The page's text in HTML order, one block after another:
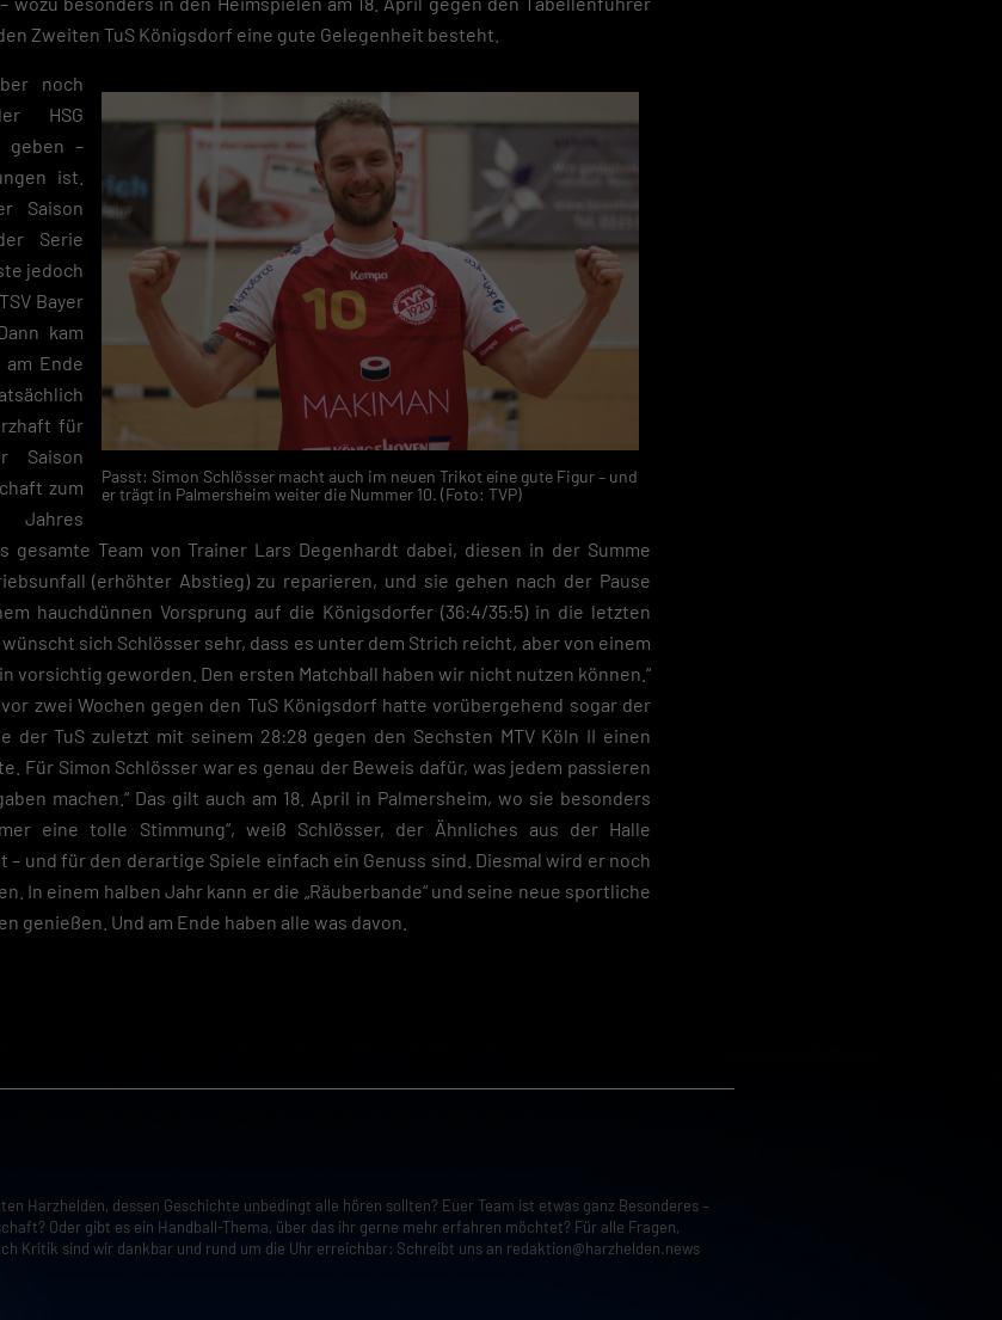
Zweiten TuS Königsdorf eine gute Gelegenheit besteht.
Passt: Simon Schlösser macht auch im neuen Trikot eine gute Figur – und
er trägt in Palmersheim weiter die Nummer 10. (Foto: TVP)
noch
HSG
geben –
ist.
Saison
Serie
jedoch
Bayer
kam
Ende
für
Saison
zum
Jahres
gesamte Team von Trainer Lars Degenhardt dabei, diesen in der Summe
(erhöhter Abstieg) zu reparieren, und sie gehen nach der Pause
hauchdünnen Vorsprung auf die Königsdorfer (36:4/35:5) in die letzten
sich Schlösser sehr, dass es unter dem Strich reicht, aber von einem
vorsichtig geworden. Den ersten Matchball haben wir nicht nutzen können.“
zwei Wochen gegen den TuS Königsdorf hatte vorübergehend sogar der
der TuS zuletzt mit seinem 28:28 gegen den Sechsten MTV Köln II einen
Für Simon Schlösser war es genau der Beweis dafür, was jedem passieren
machen.“ Das gilt auch am 18. April in Palmersheim, wo sie besonders
eine tolle Stimmung“, weiß Schlösser, der Ähnliches aus der Halle
und für den derartige Spiele einfach ein Genuss sind. Diesmal wird er noch
In einem halben Jahr kann er die „Räuberbande“ und seine neue sportliche
genießen. Und am Ende haben alle was davon.
Harzhelden, dessen Geschichte unbedingt alle hören sollten? Euer Team ist etwas ganz Besonderes –
Oder gibt es ein Handball-Thema, über das ihr gerne mehr erfahren möchtet? Für alle Fragen,
Kritik sind wir dankbar und rund um die Uhr erreichbar: Schreibt uns an redaktion@harzhelden.news
ermöglichen grundlegende Funktionen und sind für die einwandfreie
erforderlich.
Cookie-Informationen anzeigen
Datenschutzerklärung Impressum